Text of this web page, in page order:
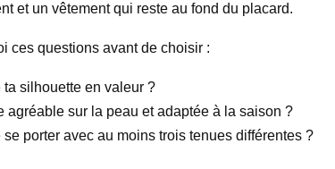
et un vêtement qui reste au fond du placard.
ces questions avant de choisir :
ta silhouette en valeur ?
agréable sur la peau et adaptée à la saison ?
se porter avec au moins trois tenues différentes ?